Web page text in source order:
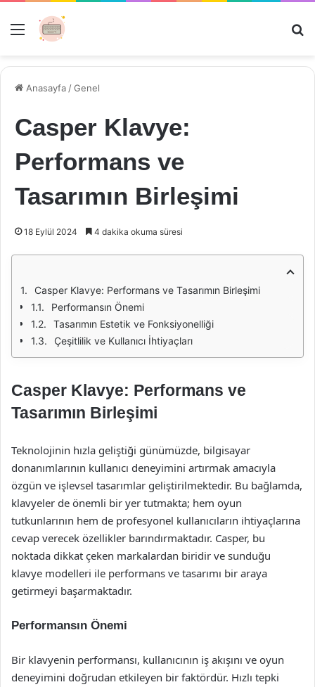
Menü
Anasayfa /Genel
Casper Klavye:
Performans ve
Tasarımın Birleşimi
18 Eylül 2024 4 dakika okuma süresi
Casper Klavye: Performans ve Tasarımın Birleşimi
Performansın Önemi
Tasarımın Estetik ve Fonksiyonelliği
Çeşitlilik ve Kullanıcı İhtiyaçları
Casper Klavye: Performans ve
Tasarımın Birleşimi
Teknolojinin hızla geliştiği günümüzde, bilgisayar
donanımlarının kullanıcı deneyimini artırmak amacıyla
özgün ve işlevsel tasarımlar geliştirilmektedir. Bu bağlamda,
klavyeler de önemli bir yer tutmakta; hem oyun
tutkunlarının hem de profesyonel kullanıcıların ihtiyaçlarına
cevap verecek özellikler barındırmaktadır. Casper, bu
noktada dikkat çeken markalardan biridir ve sunduğu
klavye modelleri ile performans ve tasarımı bir araya
getirmeyi başarmaktadır.
Performansın Önemi
Bir klavyenin performansı, kullanıcının iş akışını ve oyun
deneyimini doğrudan etkileyen bir faktördür. Hızlı tepki